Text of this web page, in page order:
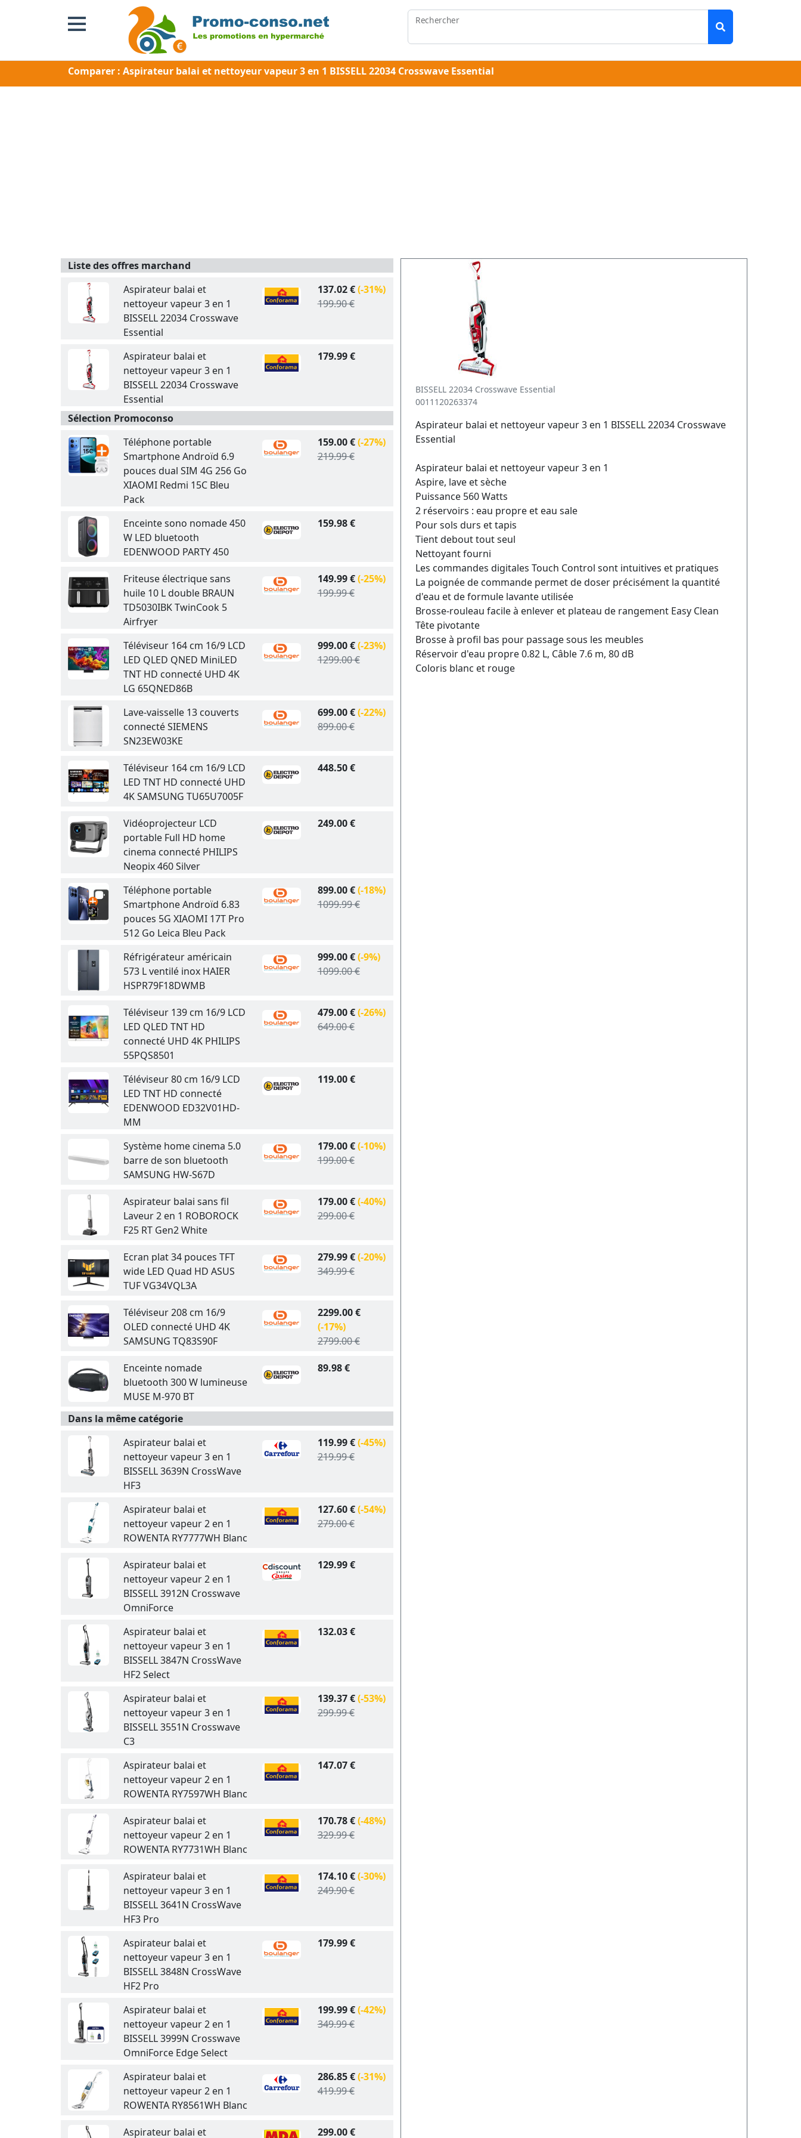
Rechercher
Comparer : Aspirateur balai et nettoyeur vapeur 3 en 1 BISSELL 22034 Crosswave Essential
Liste des offres marchand
Aspirateur balai et
nettoyeur vapeur 3 en 1
BISSELL 22034 Crosswave
Essential
137.02 €(-31%)
199.90 €
Aspirateur balai et
nettoyeur vapeur 3 en 1
BISSELL 22034 Crosswave
Essential
179.99 €
Sélection Promoconso
Téléphone portable
Smartphone Androïd 6.9
pouces dual SIM 4G 256 Go
XIAOMI Redmi 15C Bleu
Pack
159.00 €(-27%)
219.99 €
Enceinte sono nomade 450
W LED bluetooth
EDENWOOD PARTY 450
159.98 €
Friteuse électrique sans
huile 10 L double BRAUN
TD5030IBK TwinCook 5
Airfryer
149.99 €(-25%)
199.99 €
Téléviseur 164 cm 16/9 LCD
LED QLED QNED MiniLED
TNT HD connecté UHD 4K
LG 65QNED86B
999.00 €(-23%)
1299.00 €
Lave-vaisselle 13 couverts
connecté SIEMENS
SN23EW03KE
699.00 €(-22%)
899.00 €
Téléviseur 164 cm 16/9 LCD
LED TNT HD connecté UHD
4K SAMSUNG TU65U7005F
448.50 €
Vidéoprojecteur LCD
portable Full HD home
cinema connecté PHILIPS
Neopix 460 Silver
249.00 €
Téléphone portable
Smartphone Androïd 6.83
pouces 5G XIAOMI 17T Pro
512 Go Leica Bleu Pack
899.00 €(-18%)
1099.99 €
Réfrigérateur américain
573 L ventilé inox HAIER
HSPR79F18DWMB
999.00 €(-9%)
1099.00 €
Téléviseur 139 cm 16/9 LCD
LED QLED TNT HD
connecté UHD 4K PHILIPS
55PQS8501
479.00 €(-26%)
649.00 €
Téléviseur 80 cm 16/9 LCD
LED TNT HD connecté
EDENWOOD ED32V01HD-
MM
119.00 €
Système home cinema 5.0
barre de son bluetooth
SAMSUNG HW-S67D
179.00 €(-10%)
199.00 €
Aspirateur balai sans fil
Laveur 2 en 1 ROBOROCK
F25 RT Gen2 White
179.00 €(-40%)
299.00 €
Ecran plat 34 pouces TFT
wide LED Quad HD ASUS
TUF VG34VQL3A
279.99 €(-20%)
349.99 €
Téléviseur 208 cm 16/9
OLED connecté UHD 4K
SAMSUNG TQ83S90F
2299.00 €
(-17%)
2799.00 €
Enceinte nomade
bluetooth 300 W lumineuse
MUSE M-970 BT
89.98 €
Dans la même catégorie
Aspirateur balai et
nettoyeur vapeur 3 en 1
BISSELL 3639N CrossWave
HF3
119.99 €(-45%)
219.99 €
Aspirateur balai et
nettoyeur vapeur 2 en 1
ROWENTA RY7777WH Blanc
127.60 €(-54%)
279.00 €
Aspirateur balai et
nettoyeur vapeur 2 en 1
BISSELL 3912N Crosswave
OmniForce
129.99 €
Aspirateur balai et
nettoyeur vapeur 3 en 1
BISSELL 3847N CrossWave
HF2 Select
132.03 €
Aspirateur balai et
nettoyeur vapeur 3 en 1
BISSELL 3551N Crosswave
C3
139.37 €(-53%)
299.99 €
Aspirateur balai et
nettoyeur vapeur 2 en 1
ROWENTA RY7597WH Blanc
147.07 €
Aspirateur balai et
nettoyeur vapeur 2 en 1
ROWENTA RY7731WH Blanc
170.78 €(-48%)
329.99 €
Aspirateur balai et
nettoyeur vapeur 3 en 1
BISSELL 3641N CrossWave
HF3 Pro
174.10 €(-30%)
249.90 €
Aspirateur balai et
nettoyeur vapeur 3 en 1
BISSELL 3848N CrossWave
HF2 Pro
179.99 €
Aspirateur balai et
nettoyeur vapeur 2 en 1
BISSELL 3999N Crosswave
OmniForce Edge Select
199.99 €(-42%)
349.99 €
Aspirateur balai et
nettoyeur vapeur 2 en 1
ROWENTA RY8561WH Blanc
286.85 €(-31%)
419.99 €
Aspirateur balai et 299.00 €
BISSELL 22034 Crosswave Essential
0011120263374
Aspirateur balai et nettoyeur vapeur 3 en 1 BISSELL 22034 Crosswave
Essential
Aspirateur balai et nettoyeur vapeur 3 en 1
Aspire, lave et sèche
Puissance 560 Watts
2 réservoirs : eau propre et eau sale
Pour sols durs et tapis
Tient debout tout seul
Nettoyant fourni
Les commandes digitales Touch Control sont intuitives et pratiques
La poignée de commande permet de doser précisément la quantité
d'eau et de formule lavante utilisée
Brosse-rouleau facile à enlever et plateau de rangement Easy Clean
Tête pivotante
Brosse à profil bas pour passage sous les meubles
Réservoir d'eau propre 0.82 L, Câble 7.6 m, 80 dB
Coloris blanc et rouge